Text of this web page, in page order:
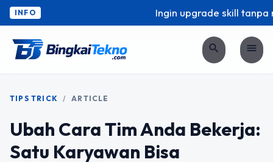
INFO Ingin upgrade skill tanpa
search menu
TIPS TRICK / ARTICLE
Ubah Cara Tim Anda Bekerja:
Satu Karyawan Bisa